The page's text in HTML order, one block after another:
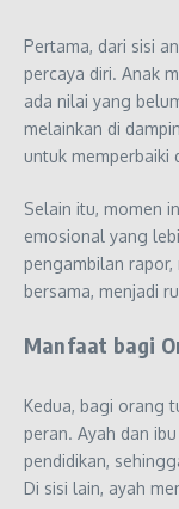
Pertama, dari sisi
percaya diri. Anak
ada nilai yang
melainkan di
untuk memperbaiki
Selain itu, momen
emosional yang
pengambilan
bersama, menjadi
Manfaat bagi
Kedua, bagi orang
peran. Ayah dan
pendidikan,
Di sisi lain, ayah